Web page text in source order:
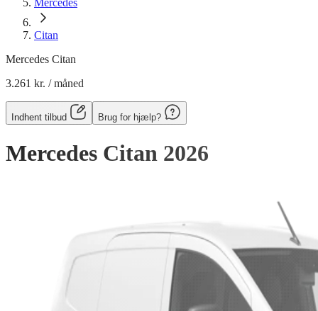
Mercedes
Citan
Mercedes Citan
3.261 kr. / måned
Indhent tilbud Brug for hjælp?
Mercedes Citan 2026